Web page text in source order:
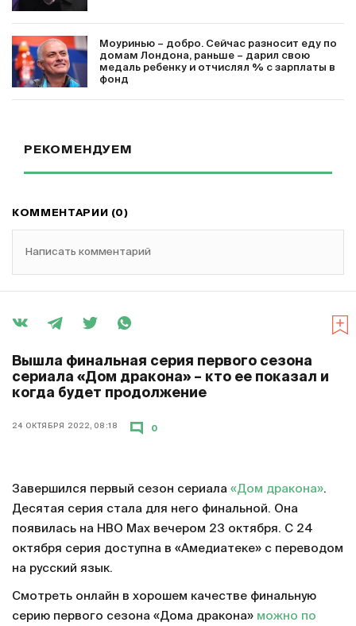
Моуринью – добро. Сейчас разносит еду по
домам Лондона, раньше – дарил свою
медаль ребенку и отчислял % с зарплаты в
фонд
РЕКОМЕНДУЕМ
КОММЕНТАРИИ (0)
Написать комментарий
Вышла финальная серия первого сезона
сериала «Дом дракона» – кто ее показал и
когда будет продолжение
24 ОКТЯБРЯ 2022, 08:18 0
Завершился первый сезон сериала «Дом дракона».
Десятая серия стала для него финальной. Она
появилась на HBO Max вечером 23 октября. С 24
октября серия доступна в «Амедиатеке» с переводом
на русский язык.
Смотреть онлайн в хорошем качестве финальную
серию первого сезона «Дома дракона» можно по